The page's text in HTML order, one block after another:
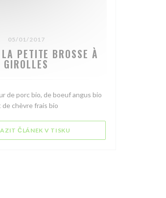
05/01/2017
PETITE BROSSE À
GIROLLES
de porc bio, de boeuf angus bio
de chèvre frais bio
ČLÁNEK V TISKU